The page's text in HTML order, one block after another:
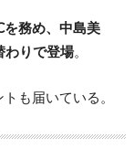
務め、中島美
わりで登場。
も届いている。